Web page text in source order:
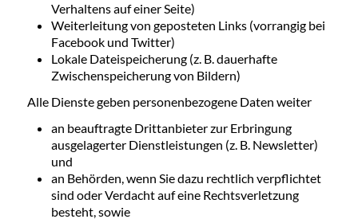
Verhaltens auf einer Seite)
Weiterleitung von geposteten Links (vorrangig bei
Facebook und Twitter)
Lokale Dateispeicherung (z. B. dauerhafte
Zwischenspeicherung von Bildern)
Alle Dienste geben personenbezogene Daten weiter
an beauftragte Drittanbieter zur Erbringung
ausgelagerter Dienstleistungen (z. B. Newsletter)
und
an Behörden, wenn Sie dazu rechtlich verpflichtet
sind oder Verdacht auf eine Rechtsverletzung
besteht, sowie